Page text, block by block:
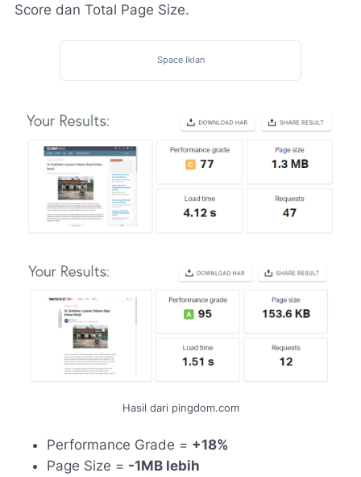
Score dan Total Page Size.
Space Iklan
Hasil dari pingdom.com
Performance Grade = +18%
Page Size = -1MB lebih